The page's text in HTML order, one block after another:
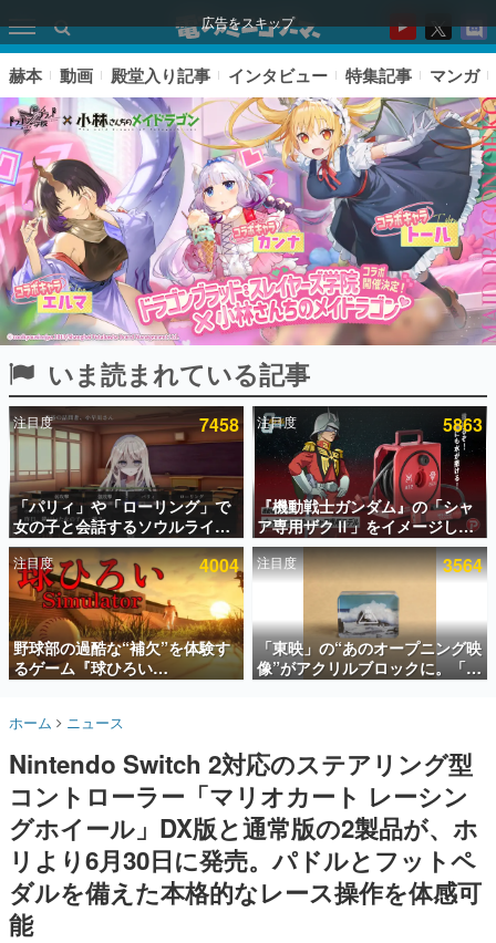
広告をスキップ
ピックアップ
電ファミのいま読まれている記事ランキング
アプリセール情報
インタビュー
連載・特集一覧
殿堂入り記事
SNS拡散数が数千以上！ ページビュー数万以上！ などな
ど。多くの人々に読まれた、電ファミ渾身の“殿堂入り”記
事をまとめました。
名作ゲームクリエイターの方々に製作時のエピソードをお
きます。
赫本
この物語を解いてはいけない。『赫本』は、〈試験問題〉
の形をした短編ホラー小説集です。
新世代に訊く
これからのデジタルゲーム市場を担う若きクリエイター達
赫本 動画 殿堂入り記事 インタビュー 特集記事 マンガ
いま読まれている記事
注目度 7458
「パリィ」や「ローリング」で
女の子と会話するソウルライク
恋愛ゲーム『小早川さんはソウ
ルライク』無料公開。返事に失
敗すると「YOU DIED」
注目度 5863
『機動戦士ガンダム』の「シャ
ア専用ザクⅡ」をイメージした
散水ホースリールが予約開始。
本体にはシャアのパーソナルマ
ークやジオン公国軍のエンブレ
ム、型式番号などを配置
注目度 4004
野球部の過酷な“補欠”を体験す
るゲーム『球ひろい
Simulator』が「1件」のウィッ
対応しSNSで話題に。『キング
ダム・カム』開発元やチェコの
プロ野球選手から称賛の声
注目度 3564
「東映」の“あのオープニング映
像”がアクリルブロックに。「東
映ヒストリカル グッズコレクシ
ホーム ニュース
Nintendo Switch 2対応のステアリング型
コントローラー「マリオカート レーシン
グホイール」DX版と通常版の2製品が、ホ
リより6月30日に発売。パドルとフットペ
ダルを備えた本格的なレース操作を体感可
能